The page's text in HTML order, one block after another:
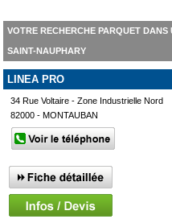
VOTRE RECHERCHE PARQUET
SAINT-NAUPHARY
LINEA PRO
34 Rue Voltaire - Zone Industrielle Nord
82000 - MONTAUBAN